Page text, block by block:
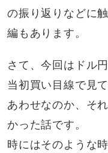
の振り返りなどに
編もあります。
さて、今回はドル円
当初買い目線で見
あわせなのか、そ
かった話です。
時にはそのような